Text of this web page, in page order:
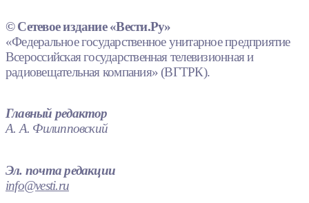
© Сетевое издание «Вести.Ру»
«Федеральное государственное унитарное предприятие
Всероссийская государственная телевизионная и
радиовещательная компания» (ВГТРК).
Главный редактор
А. А. Филипповский
Эл. почта редакции
info@vesti.ru